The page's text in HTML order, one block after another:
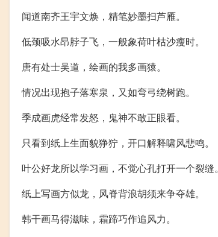
闻道南齐王宇文焕，精笔妙墨扫芦雁。
低颈吸水昂脖子飞，一般象荷叶枯沙瘦时。
唐有处士吴道，绘画的我多画猿。
情况出现抱子落寒泉，又如弯弓绕树跑。
季成画虎经常发怒，鬼神不敢正眼看。
只看到纸上生面貌狰狞，开口解释啸风悲鸣。
叶公好龙所以学习画，不觉心孔打开一个裂缝。
纸上写画方似龙，风脊背浪胡须来争夺雄。
韩干画马得滋味，霜蹄巧作追风力。